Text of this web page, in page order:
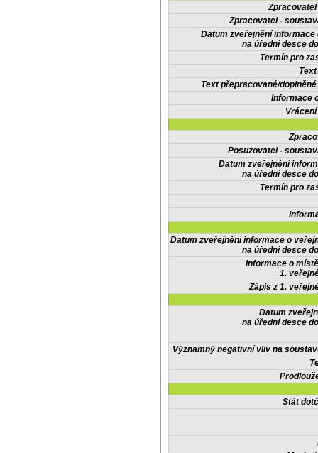
Zpracovatel -
Datum zveřejnění informace
na úřední desce
Termín pro
Text přepracované/
Informace
Posuzovatel -
Datum zveřejnění
na úřední desce
Termín pro
Datum zveřejnění informace o
na úřední desce
Informace o
1.
Zápis z 1.
Datum
na úřední desce
Významný negativní vliv na
Stát